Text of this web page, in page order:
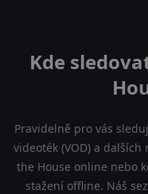
Kde
Pravidelně pro vás
videoték (VOD) a
the House online nebo
stažení offline. Náš